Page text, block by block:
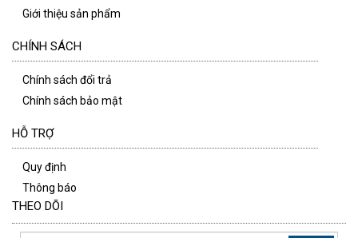
Giới thiệu sản phẩm
CHÍNH SÁCH
Chính sách đổi trả
Chính sách bảo mật
HỖ TRỢ
Quy định
Thông báo
THEO DÕI